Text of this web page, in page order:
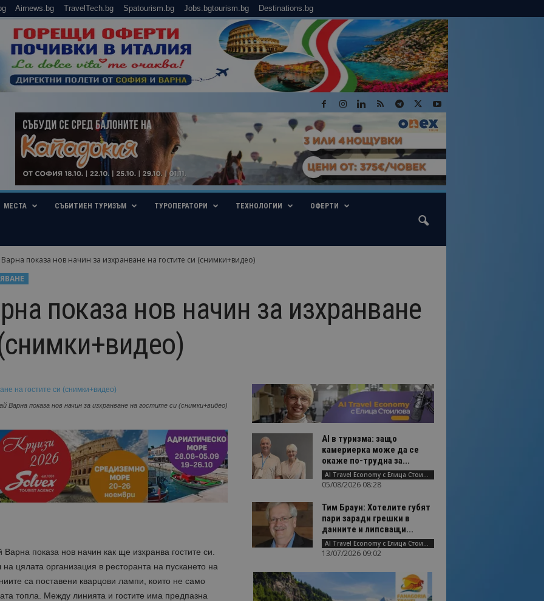
Airnews.bg TravelTech.bg Spatourism.bg Jobs.bgtourism.bg Destinations.bg
МЕСТА СЪБИТИЕН ТУРИЗЪМ ТУРОПЕРАТОРИ ТЕХНОЛОГИИ ОФЕРТИ
показа нов начин за изхранване на гостите си (снимки+видео)
показа нов начин за изхранване
Варна показа нов начин за изхранване на гостите си (снимки+видео)
Варна показа нов начин как ще изхранва гостите си.
на цялата организация в ресторанта на пускането на
са поставени кварцови лампи, които не само
топла. Между линията и гостите има предпазна
AI в туризма: защо
камериерка може да се
окаже по-трудна за...
AI Travel Economy с Елица Стоилова
05/08/2026 08:28
Тим Браун: Хотелите губят
пари заради грешки в
данните и липсващи...
AI Travel Economy с Елица Стоилова
13/07/2026 09:02